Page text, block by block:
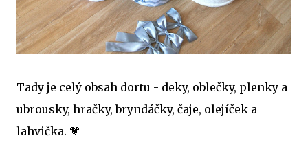
Tady je celý obsah dortu - deky, oblečky, plenky a
ubrousky, hračky, bryndáčky, čaje, olejíček a
lahvička. 💗